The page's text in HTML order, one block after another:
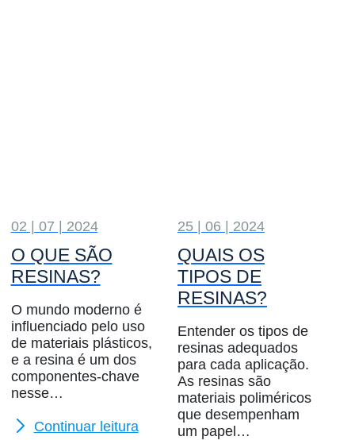
02 | 07 | 2024
O QUE SÃO
RESINAS?
O mundo moderno é
influenciado pelo uso
de materiais plásticos,
e a resina é um dos
componentes-chave
nesse…
Continuar leitura
25 | 06 | 2024
QUAIS OS
TIPOS DE
RESINAS?
Entender os tipos de
resinas adequados
para cada aplicação.
As resinas são
materiais poliméricos
que desempenham
um papel…